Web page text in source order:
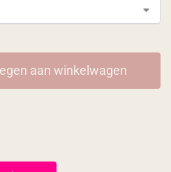
aan winkelwagen